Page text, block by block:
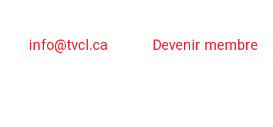
info@tvcl.ca Devenir membre